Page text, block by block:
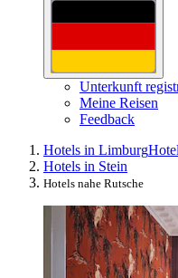
Unterkunft
Meine Reisen
Feedback
Hotels in Limburg
Hotels in Stein
Hotels nahe Rutsche